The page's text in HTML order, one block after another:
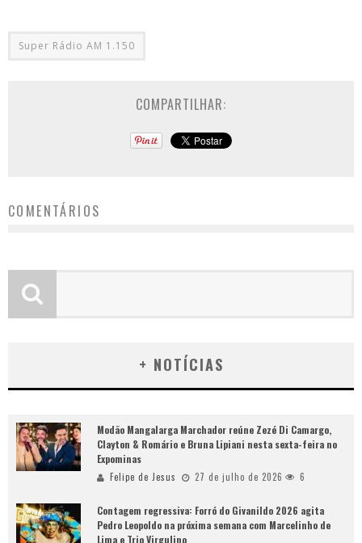
Super Rádio AM 1.150
COMPARTILHAR:
COMENTÁRIOS
+ NOTÍCIAS
Modão Mangalarga Marchador reúne Zezé Di Camargo,
Clayton & Romário e Bruna Lipiani nesta sexta-feira no
Expominas
Felipe de Jesus 27 de julho de 2026 6
Contagem regressiva: Forró do Givanildo 2026 agita
Pedro Leopoldo na próxima semana com Marcelinho de
Lima e Trio Virgulino